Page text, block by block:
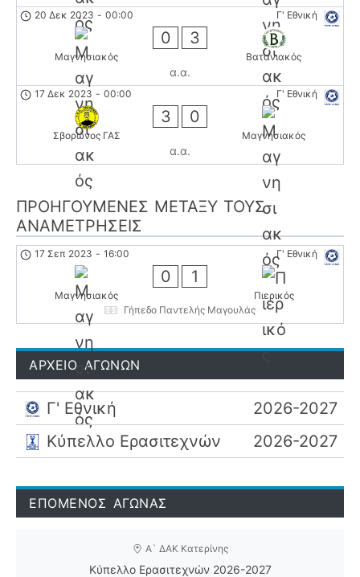
Γ' Εθνική
20 Δεκ 2023 - 00:00
Μαγνησιακός
0 3
Βατανιακός
α.α.
Γ' Εθνική
17 Δεκ 2023 - 00:00
Σβορώνος ΓΑΣ
3 0
Μαγνησιακός
α.α.
ΠΡΟΗΓΟΎΜΕΝΕΣ ΜΕΤΑΞΎ ΤΟΥΣ
ΑΝΑΜΕΤΡΉΣΕΙΣ
Γ' Εθνική
17 Σεπ 2023 - 16:00
Μαγνησιακός
0 1
Πιερικός
Γήπεδο Παντελής Μαγουλάς
ΑΡΧΕΙΟ ΑΓΩΝΩΝ
Γ' Εθνική
2026-2027
Κύπελλο Ερασιτεχνών
2026-2027
ΕΠΟΜΕΝΟΣ ΑΓΩΝΑΣ
Α` ΔΑΚ Κατερίνης
Κύπελλο Ερασιτεχνών 2026-2027